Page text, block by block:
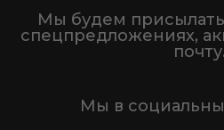
Мы будем
спецпредложениях,
почту.
Мы в